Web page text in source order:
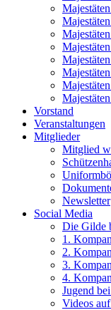
Vorstand
Veranstaltungen
Mitglieder
Mitglied
Newsletter
Social Media
Die Gilde
1.
2.
3.
4.
Jugend
Videos